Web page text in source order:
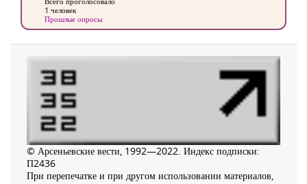
1 человек
Прошлые опросы
© Арсеньевские вести, 1992—2022. Индекс подписки:
П2436
При перепечатке и при другом использовании материалов,